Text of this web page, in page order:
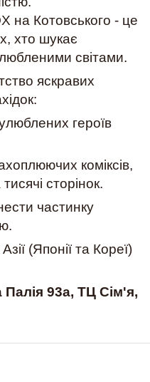
на Котовського - це
хто шукає
світами.
яскравих
героїв
коміксів,
сторінок.
частинку
(Японії та Кореї)
93а, ТЦ Сім'я,